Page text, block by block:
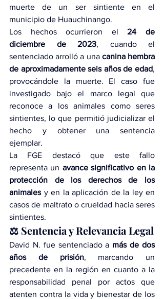
muerte de un ser sintiente en el
municipio de Huauchinango.
Los hechos ocurrieron el 24 de
diciembre de 2023, cuando el
sentenciado arrolló a una canina hembra
de aproximadamente seis años de edad,
provocándole la muerte. El caso fue
investigado bajo el marco legal que
reconoce a los animales como seres
sintientes, lo que permitió judicializar el
hecho y obtener una sentencia
ejemplar.
La FGE destacó que este fallo
representa un avance significativo en la
protección de los derechos de los
animales y en la aplicación de la ley en
casos de maltrato o crueldad hacia seres
sintientes.
⚖️ Sentencia y Relevancia Legal
David N. fue sentenciado a más de dos
años de prisión, marcando un
precedente en la región en cuanto a la
responsabilidad penal por actos que
atenten contra la vida y bienestar de los